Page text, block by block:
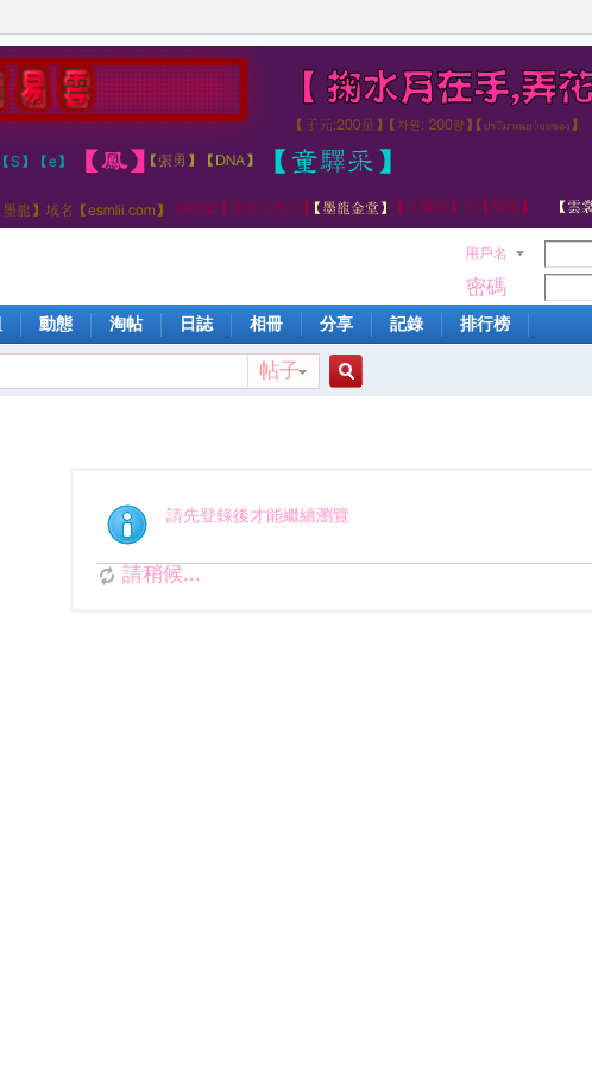
用戶名
密碼
動態 淘帖 日誌 相冊 分享 記錄 排行榜
帖子
索
請先登錄後才能繼續瀏覽
請稍候...